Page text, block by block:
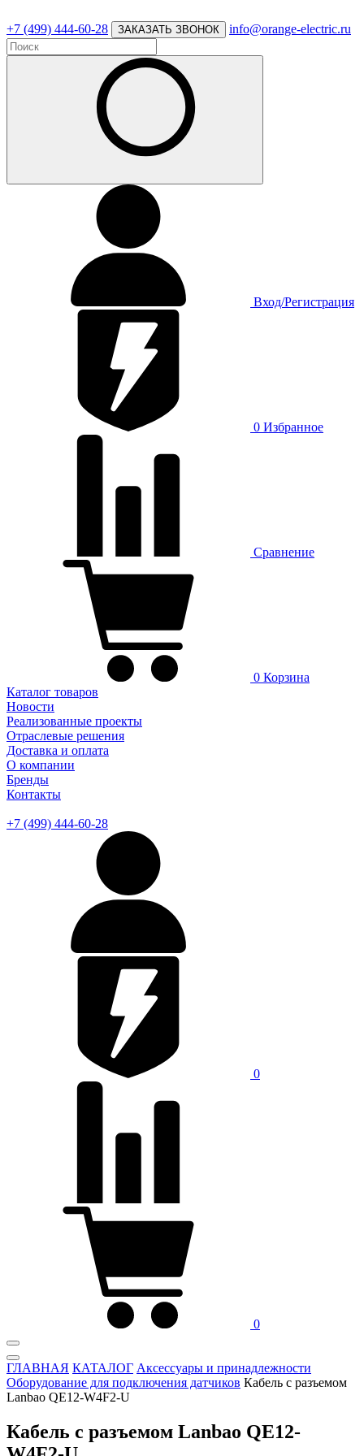
+7 (499) 444-60-28 ЗАКАЗАТЬ ЗВОНОК info@orange-electric.ru
Вход/Регистрация
0 Избранное
Сравнение
0 Корзина
Каталог товаров
Новости
Реализованные проекты
Отраслевые решения
Доставка и оплата
О компании
Бренды
Контакты
+7 (499) 444-60-28
0
0
ГЛАВНАЯ КАТАЛОГ Аксессуары и принадлежности
Оборудование для подключения датчиков Кабель с разъемом
Lanbao QE12-W4F2-U
Кабель с разъемом Lanbao QE12-